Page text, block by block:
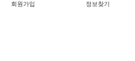
회원가입 정보찾기